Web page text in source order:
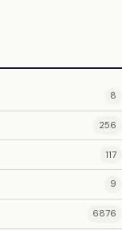
8
256
117
9
6876